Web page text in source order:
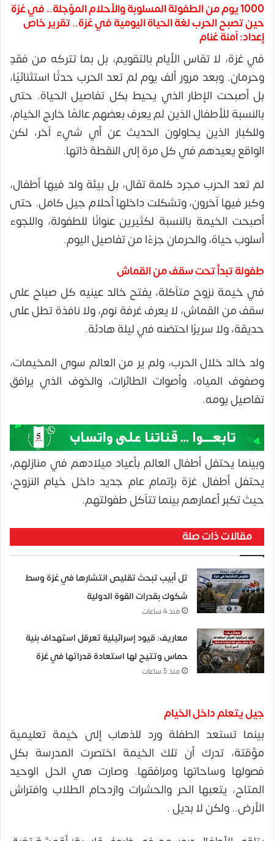
1000 يوم من الطفولة المسلوبة والأحلام المؤجلة.. في غزة
حين تصبح الحرب لغة الحياة اليومية في غزة.. تقرير خاص
إعداد: آمنة غنام
في غزة، لا تقاس الأيام بالتقويم، بل بما تتركه من فقدٍ
وحرمان. وبعد مرور ألف يوم لم تعد الحرب حدثًا استثنائيًا،
بل أصبحت الإطار الذي يحيط بكل تفاصيل الحياة. حتى
بالنسبة للأطفال الذين لم يعرف بعضهم عالمًا خارج الخيام،
وللكبار الذين يحاولون الحديث عن أي شيء آخر، لكن
الواقع يعيدهم في كل مرة إلى النقطة ذاتها.
لم تعد الحرب مجرد كلمة تقال، بل بيئة ولد فيها أطفال،
وكبر فيها آخرون، وتشكلت داخلها أحلام جيل كامل. حتى
أصبحت الخيمة بالنسبة لكثيرين عنوانًا للطفولة، واللجوء
أسلوب حياة، والحرمان جزءًا من تفاصيل اليوم.
طفولة تبدأ تحت سقف من القماش
في خيمة نزوح متآكلة، يفتح خالد عينيه كل صباح على
سقف من القماش، لا يعرف غرفة نوم، ولا نافذة تطل على
حديقة، ولا سريرًا احتضنه في ليلة هادئة.
ولد خالد خلال الحرب، ولم ير من العالم سوى المخيمات،
وصفوف المياه، وأصوات الطائرات، والخوف الذي يرافق
تفاصيل يومه.
وبينما يحتفل أطفال العالم بأعياد ميلادهم في منازلهم،
يحتفل أطفال غزة بإتمام عام جديد داخل خيام النزوح،
حيث تكبر أعمارهم بينما تتآكل طفولتهم.
مقالات ذات صلة
تل أبيب تبحث تقليص انتشارها في غزة وسط
شكوك بقدرات القوة الدولية
منذ 4 ساعات
معاريف: قيود إسرائيلية تعرقل استهداف بنية
حماس وتتيح لها استعادة قدراتها في غزة
منذ 5 ساعات
جيل يتعلم داخل الخيام
بينما تستعد الطفلة ورد للذهاب إلى خيمة تعليمية
مؤقتة، تدرك أن تلك الخيمة اختصرت المدرسة بكل
فصولها وساحاتها ومرافقها. وصارت هي الحل الوحيد
المتاح، يتعبها الحر والحشرات وازدحام الطلاب وافتراش
الأرض.. ولكن لا بديل .